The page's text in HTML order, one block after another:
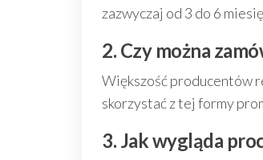
zazwyczaj od 3 do 6
2. Czy można
Większość producentów
skorzystać z tej formy
3. Jak wygląda